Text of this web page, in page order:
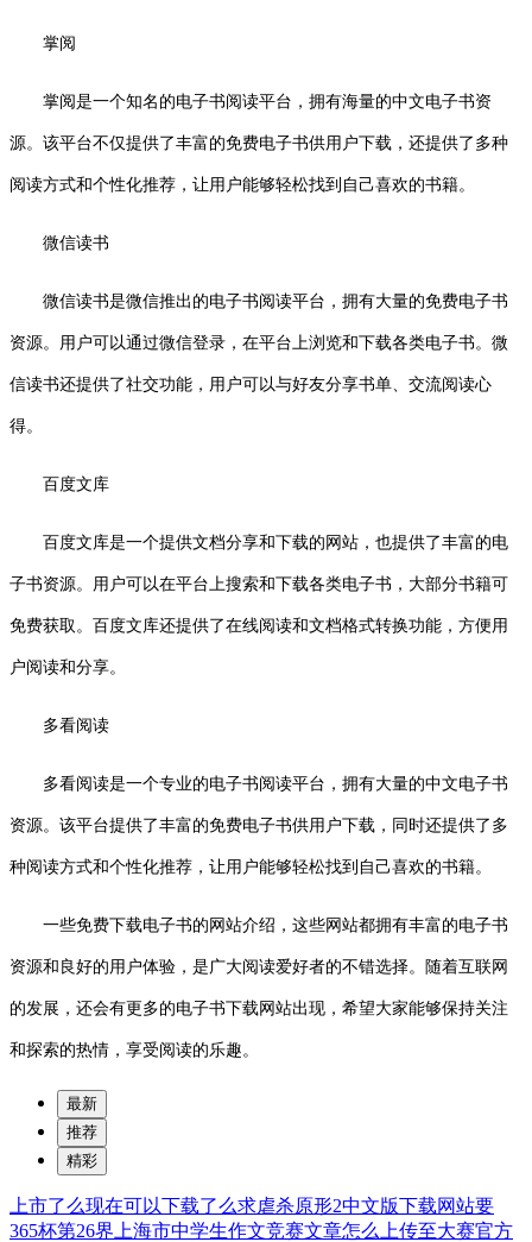
掌阅
掌阅是一个知名的电子书阅读平台，拥有海量的中文电子书资
源。该平台不仅提供了丰富的免费电子书供用户下载，还提供了多种
阅读方式和个性化推荐，让用户能够轻松找到自己喜欢的书籍。
微信读书
微信读书是微信推出的电子书阅读平台，拥有大量的免费电子书
资源。用户可以通过微信登录，在平台上浏览和下载各类电子书。微
信读书还提供了社交功能，用户可以与好友分享书单、交流阅读心
得。
百度文库
百度文库是一个提供文档分享和下载的网站，也提供了丰富的电
子书资源。用户可以在平台上搜索和下载各类电子书，大部分书籍可
免费获取。百度文库还提供了在线阅读和文档格式转换功能，方便用
户阅读和分享。
多看阅读
多看阅读是一个专业的电子书阅读平台，拥有大量的中文电子书
资源。该平台提供了丰富的免费电子书供用户下载，同时还提供了多
种阅读方式和个性化推荐，让用户能够轻松找到自己喜欢的书籍。
一些免费下载电子书的网站介绍，这些网站都拥有丰富的电子书
资源和良好的用户体验，是广大阅读爱好者的不错选择。随着互联网
的发展，还会有更多的电子书下载网站出现，希望大家能够保持关注
和探索的热情，享受阅读的乐趣。
最新
推荐
精彩
上市了么现在可以下载了么求虐杀原形2中文版下载网站要
365杯第26界上海市中学生作文竞赛文章怎么上传至大赛官方